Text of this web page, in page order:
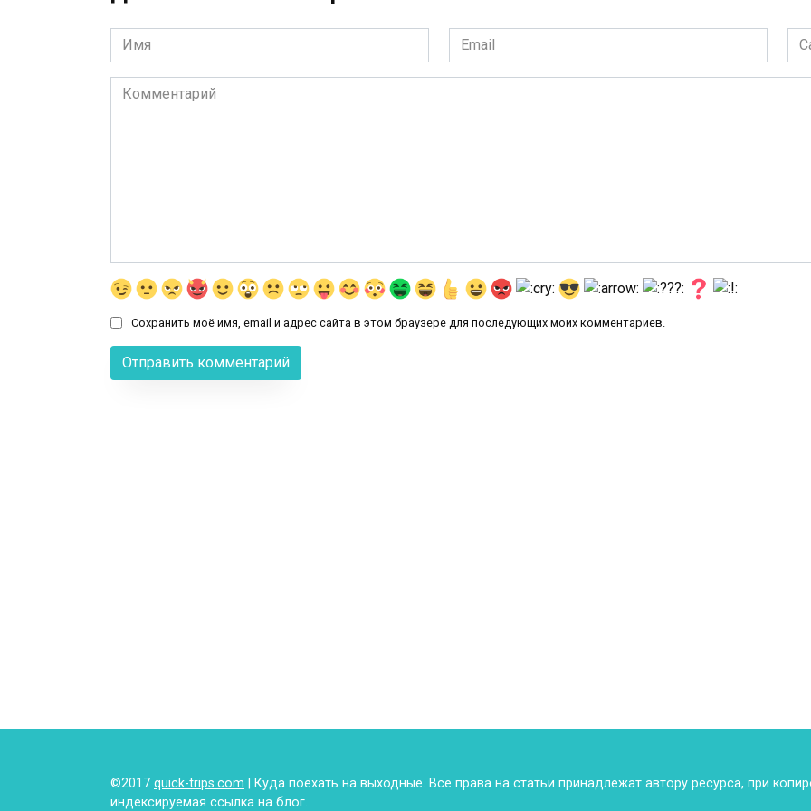
Имя
*
Email
*
Комментарий
Сохранить моё имя, email и адрес сайта в этом браузере для последующих моих комментариев.
©2017 quick-trips.com | Куда поехать на выходные. Все права на статьи принадлежат автору ресурса, при
индексируемая ссылка на блог.